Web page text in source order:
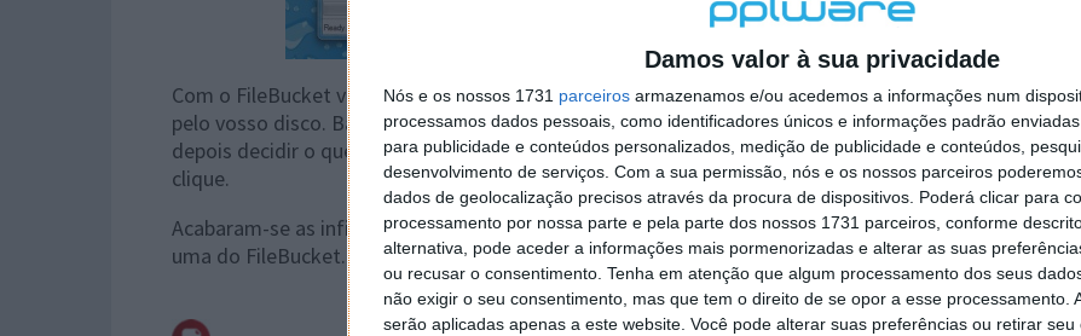
Damos valor à sua privacidade
Nós e os nossos 1731 parceiros armazenamos e/ou acedemos a informações num
processamos dados pessoais, como identificadores únicos e informações padrão
para publicidade e conteúdos personalizados, medição de publicidade e conteúdos,
desenvolvimento de serviços. Com a sua permissão, nós e os nossos parceiros
dados de geolocalização precisos através da procura de dispositivos. Poderá clicar para
processamento por nossa parte e pela parte dos nossos 1731 parceiros, conforme
alternativa, pode aceder a informações mais pormenorizadas e alterar as suas
ou recusar o consentimento. Tenha em atenção que algum processamento dos seus
não exigir o seu consentimento, mas que tem o direito de se opor a esse processamento.
serão aplicadas apenas a este website. Você pode alterar suas preferências ou retirar seu
Com o FileBucket vão conseguir agilizar processos de movimentação de ficheiros espalhados
pelo vosso disco. Basta recolherem todos os que pretendem num única localização virtual e
depois decidir o que fazer com eles. Apagar, mover ou copiar pode ser feito com um simples
clique.
Acabaram-se as infinitas janelas de explorador do Windows abertas e passou a ser apenas usada
uma do FileBucket. Testem-no pois é portátil e muito simples de usar.